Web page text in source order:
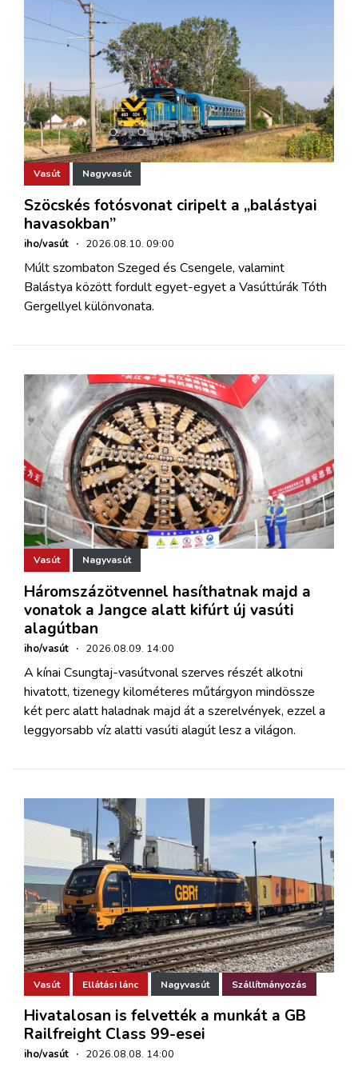
Vasút Nagyvasút
Szöcskés fotósvonat ciripelt a „balástyai
havasokban”
iho/vasút · 2026.08.10. 09:00
Múlt szombaton Szeged és Csengele, valamint
Balástya között fordult egyet-egyet a Vasúttúrák Tóth
Gergellyel különvonata.
Vasút Nagyvasút
Háromszázötvennel hasíthatnak majd a
vonatok a Jangce alatt kifúrt új vasúti
alagútban
iho/vasút · 2026.08.09. 14:00
A kínai Csungtaj-vasútvonal szerves részét alkotni
hivatott, tizenegy kilométeres műtárgyon mindössze
két perc alatt haladnak majd át a szerelvények, ezzel a
leggyorsabb víz alatti vasúti alagút lesz a világon.
Vasút Ellátási lánc Nagyvasút Szállítmányozás
Hivatalosan is felvették a munkát a GB
Railfreight Class 99-esei
iho/vasút · 2026.08.08. 14:00